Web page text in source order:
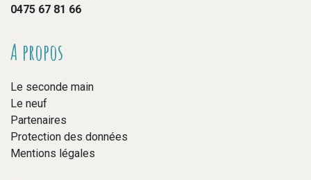
0475 67 81 66
A propos
Le seconde main
Le neuf
Partenaires
Protection des données
Mentions légales